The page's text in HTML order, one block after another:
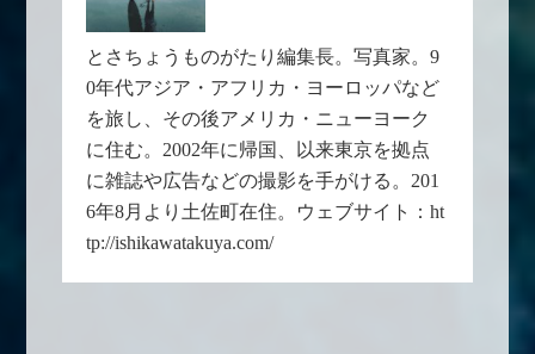
とさちょうものがたり編集長。写真家。9
0年代アジア・アフリカ・ヨーロッパなど
を旅し、その後アメリカ・ニューヨーク
に住む。2002年に帰国、以来東京を拠点
に雑誌や広告などの撮影を手がける。201
6年8月より土佐町在住。ウェブサイト：ht
tp://ishikawatakuya.com/